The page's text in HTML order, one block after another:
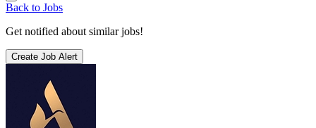
Back to Jobs
Get notified about similar jobs!
Create Job Alert